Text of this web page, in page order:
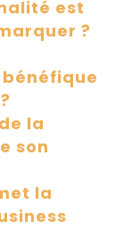
est
?
la
son
la